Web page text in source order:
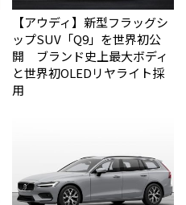
【アウディ】新型フラッグシ
ップSUV「Q9」を世界初公
開 ブランド史上最大ボディ
と世界初OLEDリヤライト採
用